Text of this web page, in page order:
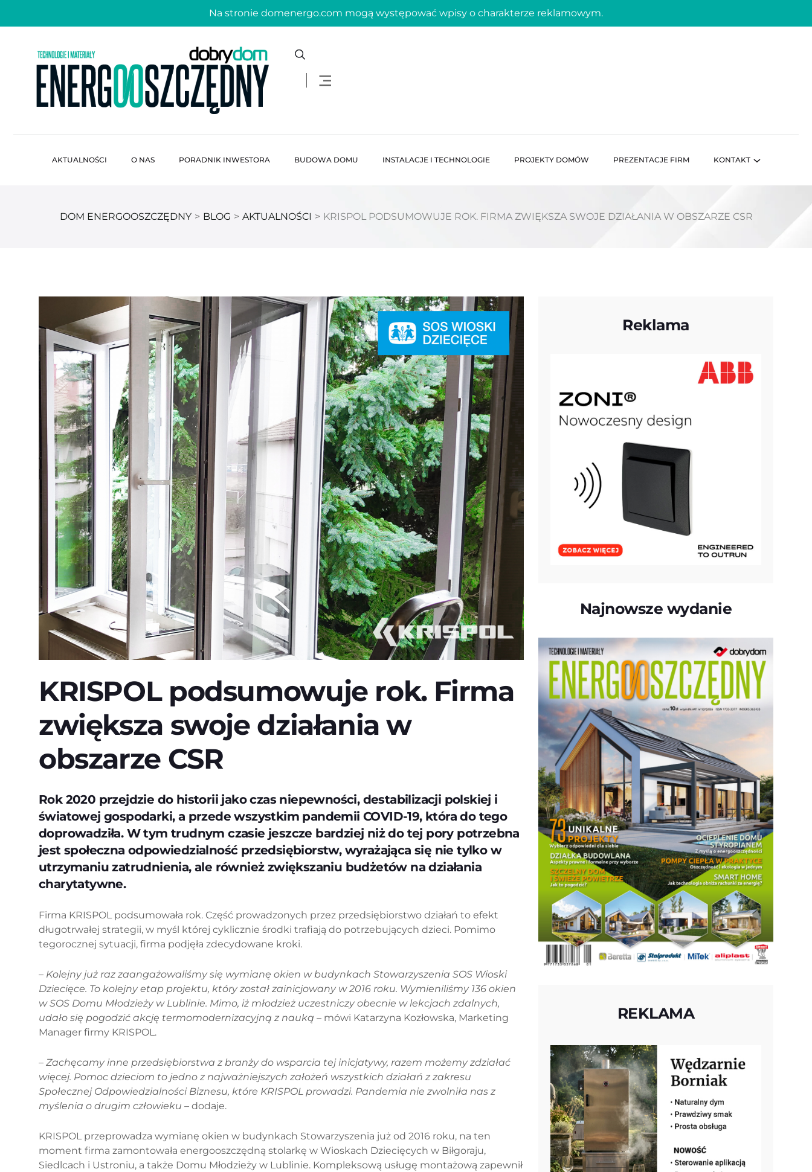
Na stronie domenergo.com mogą występować wpisy o charakterze reklamowym.
AKTUALNOŚCI O NAS PORADNIK INWESTORA BUDOWA DOMU INSTALACJE I TECHNOLOGIE PROJEKTY DOMÓW PREZENTACJE FIRM KONTAKT
DOM ENERGOOSZCZĘDNY > BLOG > AKTUALNOŚCI > KRISPOL PODSUMOWUJE ROK. FIRMA ZWIĘKSZA SWOJE DZIAŁANIA W OBSZARZE CSR
KRISPOL podsumowuje rok. Firma
zwiększa swoje działania w
obszarze CSR
Rok 2020 przejdzie do historii jako czas niepewności, destabilizacji polskiej i
światowej gospodarki, a przede wszystkim pandemii COVID-19, która do tego
doprowadziła. W tym trudnym czasie jeszcze bardziej niż do tej pory potrzebna
jest społeczna odpowiedzialność przedsiębiorstw, wyrażająca się nie tylko w
utrzymaniu zatrudnienia, ale również zwiększaniu budżetów na działania
charytatywne.
Firma KRISPOL podsumowała rok. Część prowadzonych przez przedsiębiorstwo działań to efekt
długotrwałej strategii, w myśl której cyklicznie środki trafiają do potrzebujących dzieci. Pomimo
tegorocznej sytuacji, firma podjęła zdecydowane kroki.
– Kolejny już raz zaangażowaliśmy się wymianę okien w budynkach Stowarzyszenia SOS Wioski
Dziecięce. To kolejny etap projektu, który został zainicjowany w 2016 roku. Wymieniliśmy 136 okien
w SOS Domu Młodzieży w Lublinie. Mimo, iż młodzież uczestniczy obecnie w lekcjach zdalnych,
udało się pogodzić akcję termomodernizacyjną z nauką – mówi Katarzyna Kozłowska, Marketing
Manager firmy KRISPOL.
– Zachęcamy inne przedsiębiorstwa z branży do wsparcia tej inicjatywy, razem możemy zdziałać
więcej. Pomoc dzieciom to jedno z najważniejszych założeń wszystkich działań z zakresu
Społecznej Odpowiedzialności Biznesu, które KRISPOL prowadzi. Pandemia nie zwolniła nas z
myślenia o drugim człowieku – dodaje.
KRISPOL przeprowadza wymianę okien w budynkach Stowarzyszenia już od 2016 roku, na ten
moment firma zamontowała energooszczędną stolarkę w Wioskach Dziecięcych w Biłgoraju,
Siedlcach i Ustroniu, a także Domu Młodzieży w Lublinie. Kompleksową usługę montażową zapewnił
Reklama
Najnowsze wydanie
REKLAMA